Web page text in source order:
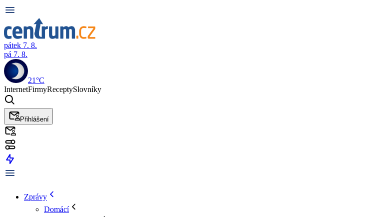
pátek 7. 8.
pá 7. 8.
21°C
InternetFirmyReceptySlovníky
Přihlášení
Zprávy
Domácí